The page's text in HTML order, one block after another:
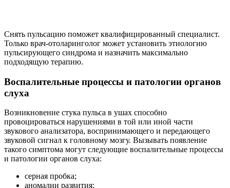
воспаление барабанной мембраны и евстахиевой трубы;
гнойное воспаление (отит);
нарушения оттока жидкости, провоцирующие эффект
эха, усиливающий пульсацию.
Опухоль мозга или органов слуха
В тех случаях, когда возникающая в ушах пульсация часто
сопровождается головными болями и долго не проходит,
следует пройти обследования для исключения или
подтверждения возможного наличия опухолевых процессов
доброкачественного или злокачественного характера в
головном мозге, органах слуха или области шеи. Увеличение
новообразования приводит к усилению давления на рядом
расположенные сосуды и если такой компрессии подвергается
крупный артериальный сосуд, кровоснабжающий внутреннее
ухо или мозг, то стук пульса не утихает.